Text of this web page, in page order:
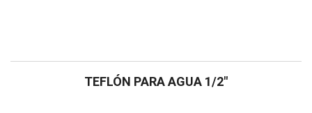
TEFLÓN PARA AGUA 1/2″